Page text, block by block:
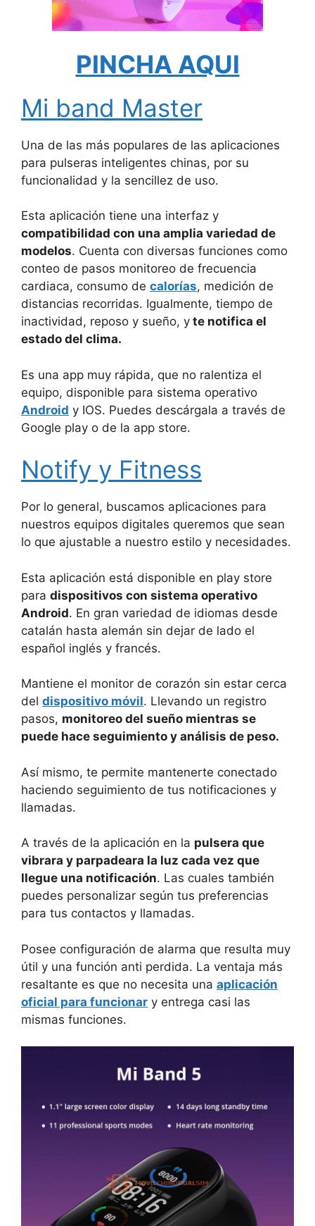
PINCHA AQUI
Mi band Master
Una de las más populares de las aplicaciones
para pulseras inteligentes chinas, por su
funcionalidad y la sencillez de uso.
Esta aplicación tiene una interfaz y
compatibilidad con una amplia variedad de
modelos. Cuenta con diversas funciones como
conteo de pasos monitoreo de frecuencia
cardiaca, consumo de calorías, medición de
distancias recorridas. Igualmente, tiempo de
inactividad, reposo y sueño, y te notifica el
estado del clima.
Es una app muy rápida, que no ralentiza el
equipo, disponible para sistema operativo
Android y IOS. Puedes descárgala a través de
Google play o de la app store.
Notify y Fitness
Por lo general, buscamos aplicaciones para
nuestros equipos digitales queremos que sean
lo que ajustable a nuestro estilo y necesidades.
Esta aplicación está disponible en play store
para dispositivos con sistema operativo
Android. En gran variedad de idiomas desde
catalán hasta alemán sin dejar de lado el
español inglés y francés.
Mantiene el monitor de corazón sin estar cerca
del dispositivo móvil. Llevando un registro
pasos, monitoreo del sueño mientras se
puede hace seguimiento y análisis de peso.
Así mismo, te permite mantenerte conectado
haciendo seguimiento de tus notificaciones y
llamadas.
A través de la aplicación en la pulsera que
vibrara y parpadeara la luz cada vez que
llegue una notificación. Las cuales también
puedes personalizar según tus preferencias
para tus contactos y llamadas.
Posee configuración de alarma que resulta muy
útil y una función anti perdida. La ventaja más
resaltante es que no necesita una aplicación
oficial para funcionar y entrega casi las
mismas funciones.